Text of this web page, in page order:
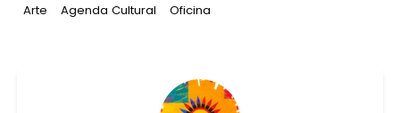
Tag:
Arte Tag:
Agenda Cultural Tag:
Oficina